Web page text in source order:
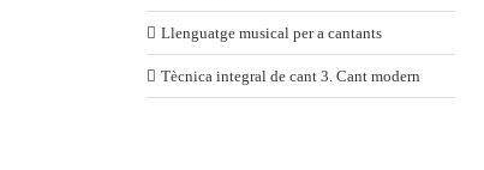
Llenguatge musical per a cantants
Tècnica integral de cant 3. Cant modern